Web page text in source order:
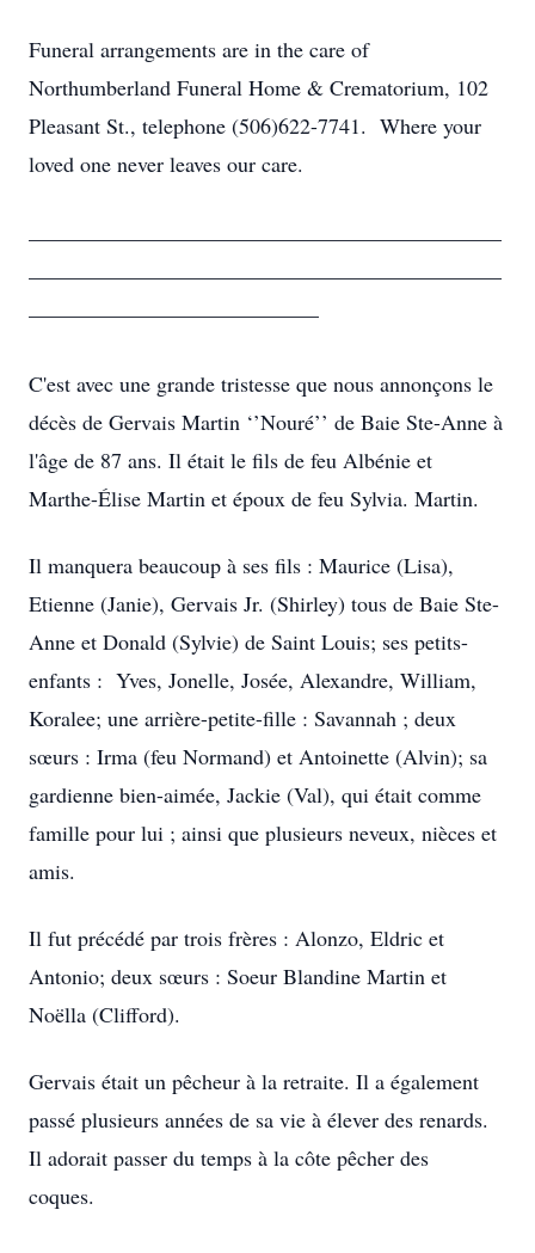
Funeral arrangements are in the care of
Northumberland Funeral Home & Crematorium, 102
Pleasant St., telephone (506)622-7741. Where your
loved one never leaves our care.
C'est avec une grande tristesse que nous annonçons le
décès de Gervais Martin ‘’Nouré’’ de Baie Ste-Anne à
l'âge de 87 ans. Il était le fils de feu Albénie et
Marthe-Élise Martin et époux de feu Sylvia. Martin.
Il manquera beaucoup à ses fils : Maurice (Lisa),
Etienne (Janie), Gervais Jr. (Shirley) tous de Baie Ste-
Anne et Donald (Sylvie) de Saint Louis; ses petits-
enfants : Yves, Jonelle, Josée, Alexandre, William,
Koralee; une arrière-petite-fille : Savannah ; deux
sœurs : Irma (feu Normand) et Antoinette (Alvin); sa
gardienne bien-aimée, Jackie (Val), qui était comme
famille pour lui ; ainsi que plusieurs neveux, nièces et
amis.
Il fut précédé par trois frères : Alonzo, Eldric et
Antonio; deux sœurs : Soeur Blandine Martin et
Noëlla (Clifford).
Gervais était un pêcheur à la retraite. Il a également
passé plusieurs années de sa vie à élever des renards.
Il adorait passer du temps à la côte pêcher des
coques.